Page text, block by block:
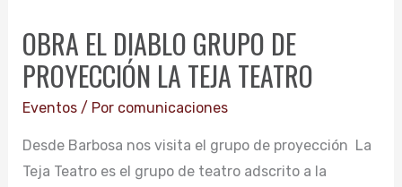
OBRA EL DIABLO GRUPO DE
PROYECCIÓN LA TEJA TEATRO
Eventos/ Por comunicaciones
Desde Barbosa nos visita el grupo de proyección La
Teja Teatro es el grupo de teatro adscrito a la
DIABLO
GRUPO
LA
TEJA